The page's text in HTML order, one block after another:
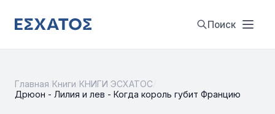
Поиск
Главная Книги КНИГИ ЭСХАТОС
Дрюон - Лилия и лев - Когда король губит Францию